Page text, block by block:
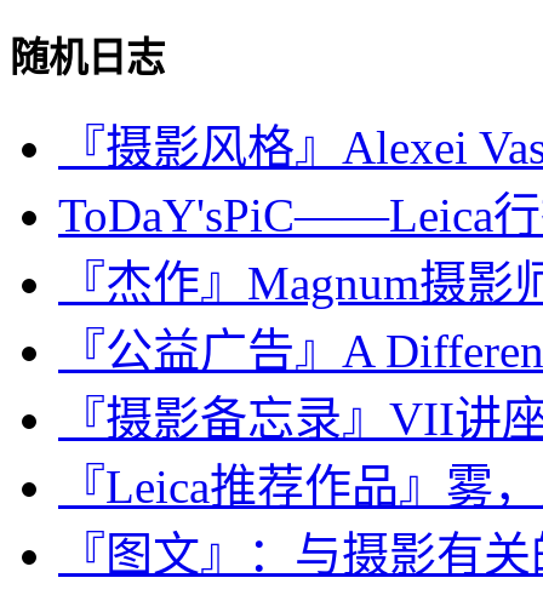
随机日志
『摄影风格』Alexei
ToDaY'sPiC——Leica
『杰作』Magnum摄影
『公益广告』A
『摄影备忘录』VII讲
『Leica推荐作品』雾
『图文』：与摄影有